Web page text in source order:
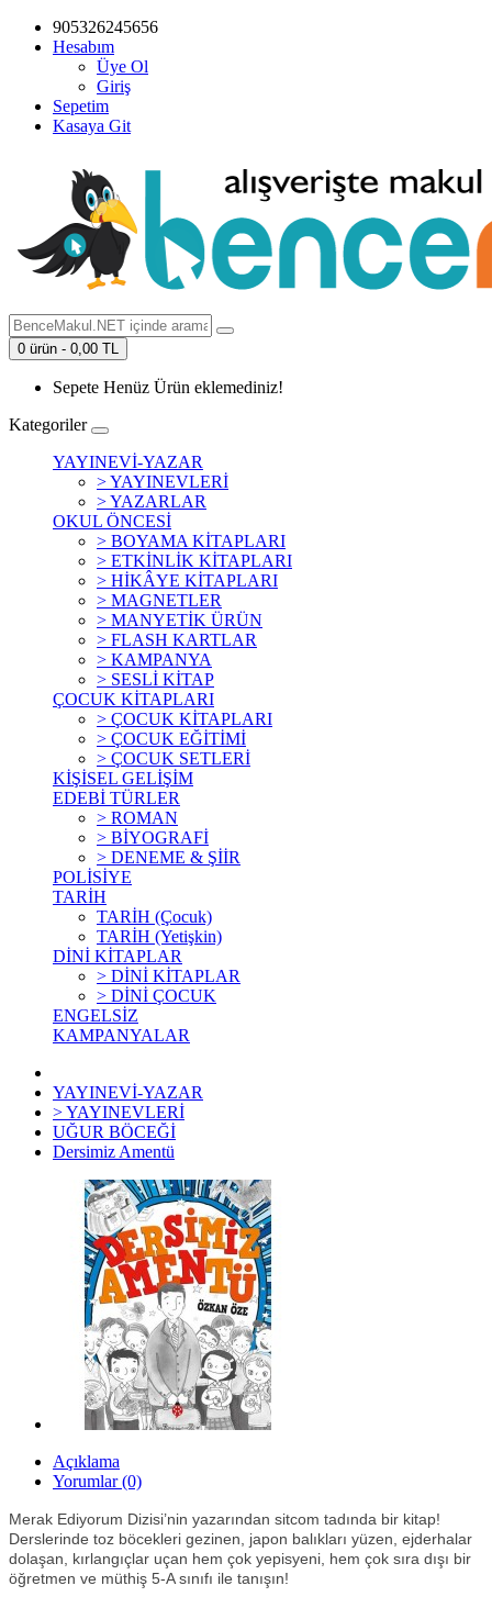
905326245656
Hesabım
Üye Ol
Giriş
Sepetim
Kasaya Git
0 ürün - 0,00 TL
Sepete Henüz Ürün eklemediniz!
Kategoriler
YAYINEVİ-YAZAR
> YAYINEVLERİ
> YAZARLAR
OKUL ÖNCESİ
> BOYAMA KİTAPLARI
> ETKİNLİK KİTAPLARI
> HİKÂYE KİTAPLARI
> MAGNETLER
> MANYETİK ÜRÜN
> FLASH KARTLAR
> KAMPANYA
> SESLİ KİTAP
ÇOCUK KİTAPLARI
> ÇOCUK KİTAPLARI
> ÇOCUK EĞİTİMİ
> ÇOCUK SETLERİ
KİŞİSEL GELİŞİM
EDEBİ TÜRLER
> ROMAN
> BİYOGRAFİ
> DENEME & ŞİİR
POLİSİYE
TARİH
TARİH (Çocuk)
TARİH (Yetişkin)
DİNİ KİTAPLAR
> DİNİ KİTAPLAR
> DİNİ ÇOCUK
ENGELSİZ
KAMPANYALAR
YAYINEVİ-YAZAR
> YAYINEVLERİ
UĞUR BÖCEĞİ
Dersimiz Amentü
Açıklama
Yorumlar (0)
Merak Ediyorum Dizisi’nin yazarından sitcom tadında bir kitap!
Derslerinde toz böcekleri gezinen, japon balıkları yüzen, ejderhalar
dolaşan, kırlangıçlar uçan hem çok yepisyeni, hem çok sıra dışı bir
öğretmen ve müthiş 5-A sınıfı ile tanışın!